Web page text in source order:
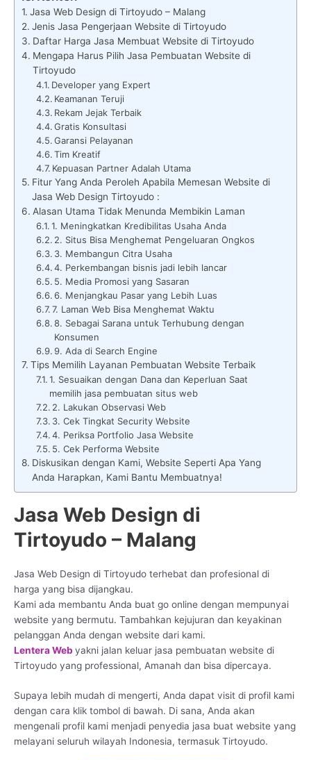
Jasa Web Design di Tirtoyudo – Malang
Jenis Jasa Pengerjaan Website di Tirtoyudo
Daftar Harga Jasa Membuat Website di Tirtoyudo
Mengapa Harus Pilih Jasa Pembuatan Website di
Tirtoyudo
Developer yang Expert
Keamanan Teruji
Rekam Jejak Terbaik
Gratis Konsultasi
Garansi Pelayanan
Tim Kreatif
Kepuasan Partner Adalah Utama
Fitur Yang Anda Peroleh Apabila Memesan Website di
Jasa Web Design Tirtoyudo :
Alasan Utama Tidak Menunda Membikin Laman
1. Meningkatkan Kredibilitas Usaha Anda
2. Situs Bisa Menghemat Pengeluaran Ongkos
3. Membangun Citra Usaha
4. Perkembangan bisnis jadi lebih lancar
5. Media Promosi yang Sasaran
6. Menjangkau Pasar yang Lebih Luas
7. Laman Web Bisa Menghemat Waktu
8. Sebagai Sarana untuk Terhubung dengan
Konsumen
9. Ada di Search Engine
Tips Memilih Layanan Pembuatan Website Terbaik
1. Sesuaikan dengan Dana dan Keperluan Saat
memilih jasa pembuatan situs web
2. Lakukan Observasi Web
3. Cek Tingkat Security Website
4. Periksa Portfolio Jasa Website
5. Cek Performa Website
Diskusikan dengan Kami, Website Seperti Apa Yang
Anda Harapkan, Kami Bantu Membuatnya!
Jasa Web Design di
Tirtoyudo – Malang
Jasa Web Design di Tirtoyudo terhebat dan profesional di
harga yang bisa dijangkau.
Kami ada membantu Anda buat go online dengan mempunyai
website yang bermutu. Tambahkan kejujuran dan keyakinan
pelanggan Anda dengan website dari kami.
Lentera Web yakni jalan keluar jasa pembuatan website di
Tirtoyudo yang professional, Amanah dan bisa dipercaya.
Supaya lebih mudah di mengerti, Anda dapat visit di profil kami
dengan cara klik tombol di bawah. Di sana, Anda akan
mengenali profil kami menjadi penyedia jasa buat website yang
melayani seluruh wilayah Indonesia, termasuk Tirtoyudo.